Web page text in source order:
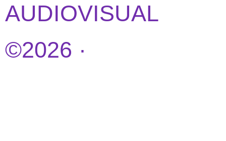
AUDIOVISUAL
©2026 ·